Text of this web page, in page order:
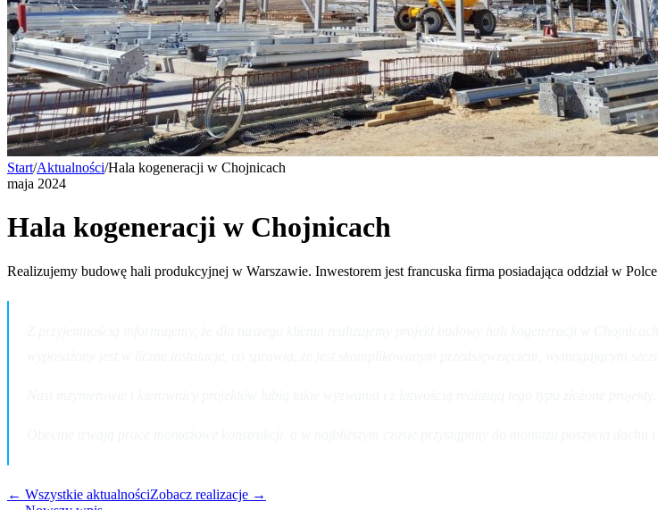
Start/Aktualności/Hala kogeneracji w Chojnicach
maja 2024
Hala kogeneracji w Chojnicach
Realizujemy budowę hali produkcyjnej w Warszawie. Inwestorem jest francuska firma posiadająca oddział w Polce
← Wszystkie aktualnościZobacz realizacje →